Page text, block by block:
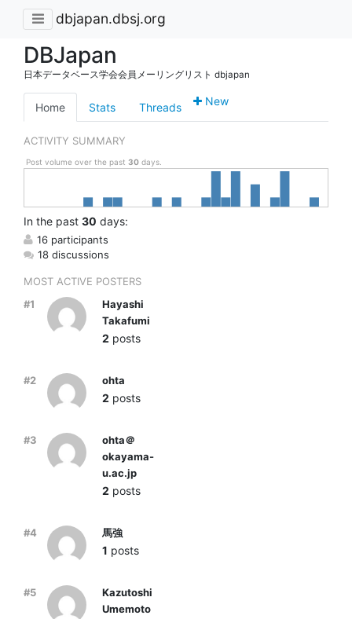
dbjapan.dbsj.org
DBJapan
日本データベース学会会員メーリングリスト dbjapan
Home Stats Threads New
ACTIVITY SUMMARY
Post volume over the past 30days.
In the past 30 days:
16 participants
18 discussions
MOST ACTIVE POSTERS
#1
Hayashi
Takafumi
2 posts
#2 ohta
2 posts
#3
ohta＠
okayama-
u.ac.jp
2 posts
#4 馬強
1 posts
#5
Kazutoshi
Umemoto